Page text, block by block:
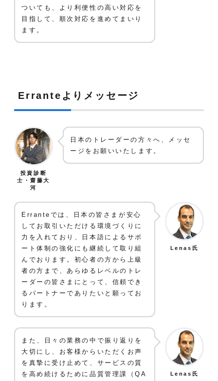
ついても、より利便性の高い対応を
目指して、順次対応を進めてまいり
ます。
Erranteよりメッセージ
投資診断
士・齋藤大
河
日本のトレーダーの方々へ、メッセ
ージをお願いいたします。
Erranteでは、日本の皆さまが安心
してお取引いただける環境づくりに
力を入れており、日本語によるサポ
ート体制の強化にも継続して取り組
んでおります。初心者の方から上級
者の方まで、あらゆるレベルのトレ
ーダーの皆さまにとって、信頼でき
るパートナーでありたいと願ってお
ります。
Lenas氏
また、日々の業務の中で振り返りを
大切にし、お客様からいただくお声
を真摯に受け止めて、サービスの質
を高め続けるために品質管理課（QA
Lenas氏